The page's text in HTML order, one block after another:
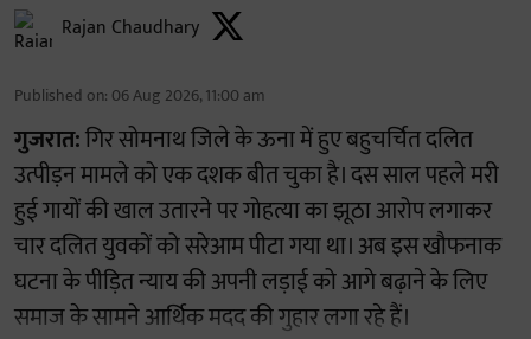
Rajan Chaudhary
Published on: 06 Aug 2026, 11:00 am
गुजरात:गिर सोमनाथ जिले के ऊना में हुए बहुचर्चित दलित
उत्पीड़न मामले को एक दशक बीत चुका है। दस साल पहले मरी
हुई गायों की खाल उतारने पर गोहत्या का झूठा आरोप लगाकर
चार दलित युवकों को सरेआम पीटा गया था। अब इस खौफनाक
घटना के पीड़ित न्याय की अपनी लड़ाई को आगे बढ़ाने के लिए
समाज के सामने आर्थिक मदद की गुहार लगा रहे हैं।